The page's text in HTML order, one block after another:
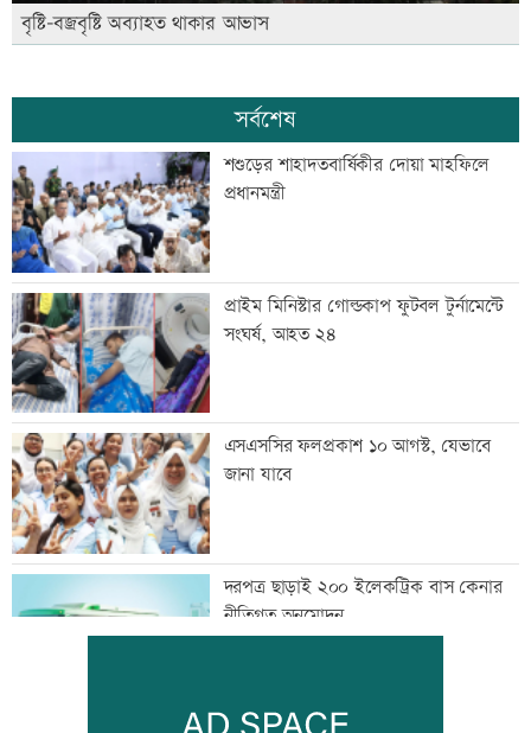
বৃষ্টি-বজ্রবৃষ্টি অব্যাহত থাকার আভাস
সর্বশেষ
শশুড়ের শাহাদতবার্ষিকীর দোয়া মাহফিলে
প্রধানমন্ত্রী
প্রাইম মিনিস্টার গোল্ডকাপ ফুটবল টুর্নামেন্টে
সংঘর্ষ, আহত ২৪
এসএসসির ফলপ্রকাশ ১০ আগস্ট, যেভাবে
জানা যাবে
দরপত্র ছাড়াই ২০০ ইলেকট্রিক বাস কেনার
নীতিগত অনুমোদন